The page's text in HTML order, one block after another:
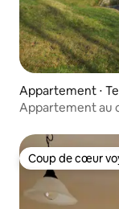
Appartement ⋅
Appartement au
Coup de cœur
Coup de cœur